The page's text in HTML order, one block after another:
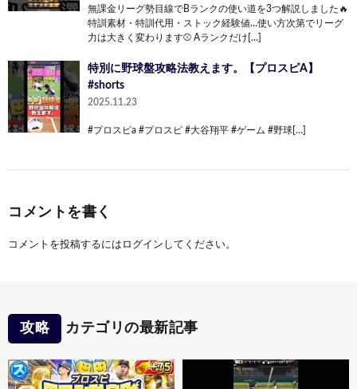
無課金リーグ勢目線でBランクの使い道を3つ解説しました🔥
特訓素材・特訓代用・ストック経験値…使い方次第でリーグ
力は大きく変わります⚾️ Aランクだけ[…]
特別に野球盤攻略法教えます。【プロスピA】
#shorts
2025.11.23
#プロスピa #プロスピ #大谷翔平 #ゲーム #野球[…]
コメントを書く
コメントを投稿するには ログイン してください。
攻略 カテゴリの最新記事